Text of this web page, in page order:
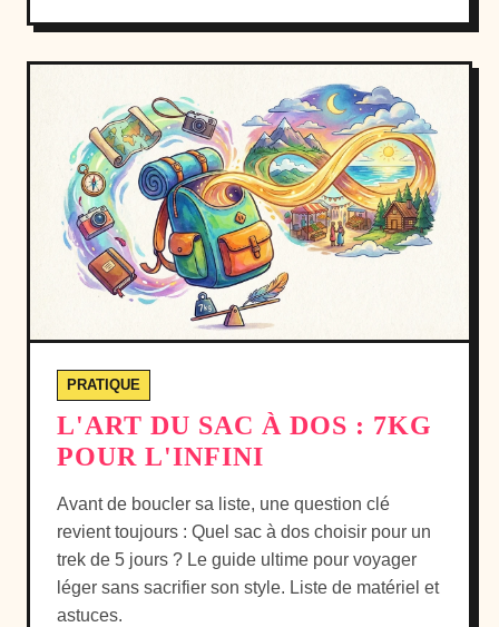
PRATIQUE
L'ART DU SAC À DOS : 7KG
POUR L'INFINI
Avant de boucler sa liste, une question clé
revient toujours : Quel sac à dos choisir pour un
trek de 5 jours ? Le guide ultime pour voyager
léger sans sacrifier son style. Liste de matériel et
astuces.